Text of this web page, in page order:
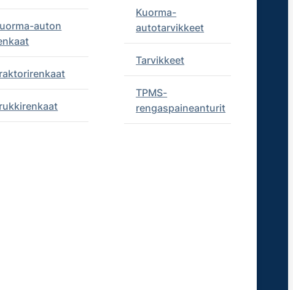
auton
Kuorma-
autotarvikkeet
Tarvikkeet
TPMS-
rengaspaineanturit